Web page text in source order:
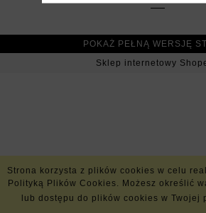
Strona korzysta z plików cookies w celu
Polityką Plików Cookies. Możesz określić
lub dostępu do plików cookies w Twojej
POKAŻ PEŁNĄ WERSJĘ
Sklep internetowy